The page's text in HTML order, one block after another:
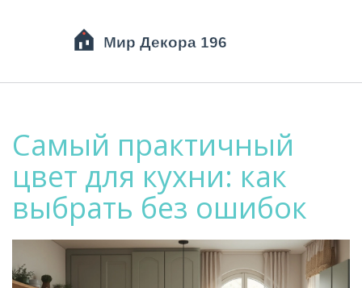
Самый практичный
цвет для кухни: как
выбрать без ошибок